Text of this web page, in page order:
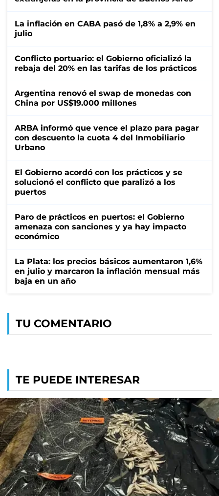
La inflación en CABA pasó de 1,8% a 2,9% en
julio
Conflicto portuario: el Gobierno oficializó la
rebaja del 20% en las tarifas de los prácticos
Argentina renovó el swap de monedas con
China por US$19.000 millones
ARBA informó que vence el plazo para pagar
con descuento la cuota 4 del Inmobiliario
Urbano
El Gobierno acordó con los prácticos y se
solucionó el conflicto que paralizó a los
puertos
Paro de prácticos en puertos: el Gobierno
amenaza con sanciones y ya hay impacto
económico
La Plata: los precios básicos aumentaron 1,6%
en julio y marcaron la inflación mensual más
baja en un año
TU COMENTARIO
TE PUEDE INTERESAR